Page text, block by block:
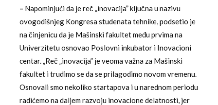
– Napominjući da je reč „inovacija” ključna u nazivu
ovogodišnjeg Kongresa studenata tehnike, podsetio je
na činjenicu da je Mašinski fakultet među prvima na
Univerzitetu osnovao Poslovni inkubator i Inovacioni
centar. „Reč „inovacija” je veoma važna za Mašinski
fakultet i trudimo se da se prilagodimo novom vremenu.
Osnovali smo nekoliko startapova i u narednom periodu
radićemo na daljem razvoju inovacione delatnosti, jer